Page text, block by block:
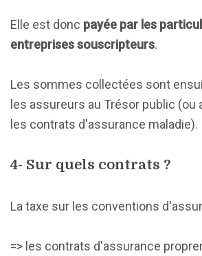
Elle est donc payée par les
entreprises souscripteurs.
Les sommes collectées sont
les assureurs au Trésor public (ou
les contrats d'assurance maladie).
4- Sur quels contrats ?
La taxe sur les conventions
=> les contrats d'assurance